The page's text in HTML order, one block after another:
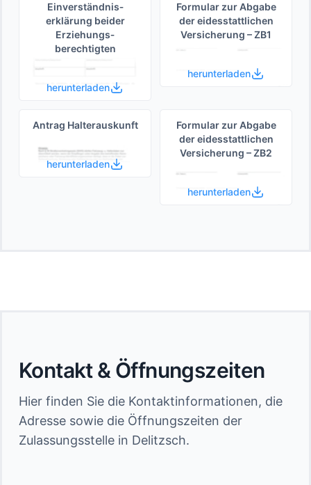
Einverständnis­
erklärung beider
Erziehungs­
berechtigten
herunterladen
Formular zur Abgabe
der eides­stattlichen
Versicherung – ZB1
herunterladen
Antrag Halterauskunft
herunterladen
Formular zur Abgabe
der eides­stattlichen
Versicherung – ZB2
herunterladen
Kontakt & Öffnungszeiten
Hier finden Sie die Kontaktinformationen, die
Adresse sowie die Öffnungszeiten der
Zulassungsstelle in Delitzsch.